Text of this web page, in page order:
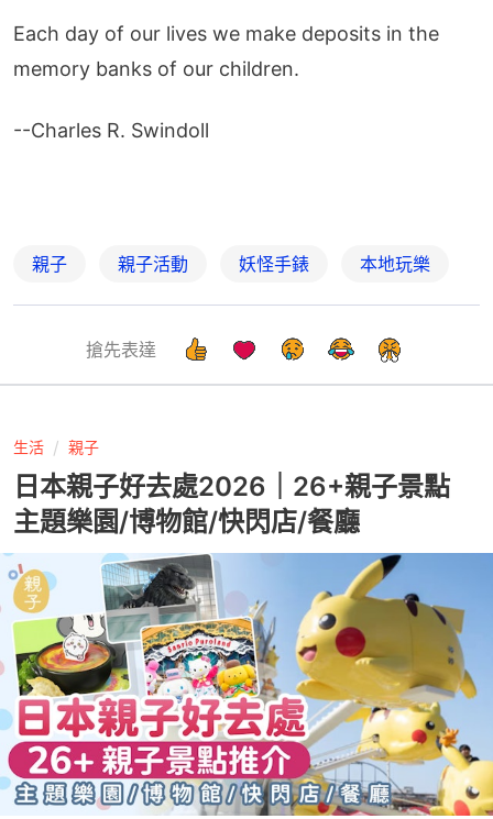
Each day of our lives we make deposits in the
memory banks of our children.
--Charles R. Swindoll
親子 親子活動 妖怪手錶 本地玩樂
搶先表達
生活 親子
日本親子好去處2026｜26+親子景點
主題樂園/博物館/快閃店/餐廳